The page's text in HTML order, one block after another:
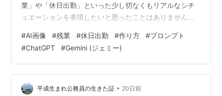
業」や「休日出勤」といった少し切なくもリアルなシチ
ュエーションを表現したいと思ったことはありません
ィスの空気感を思い通りにビジュアル化するには、
ChatGPTやGeminiを活用したプロンプトの工夫が欠かせ
ません。この記事では、AI画像 残業 （休日出勤）作り方
プロンプト<ChatGpt/Gemini>を効果的に使いこなし、感
情が伝わるリアルな作品を生み出すための…
#AI画像 #残業 #休日出勤 #作り方 #プロンプト
#ChatGPT #Gemini (ジェミー)
平成生まれ公務員の生きた証 • 20日前